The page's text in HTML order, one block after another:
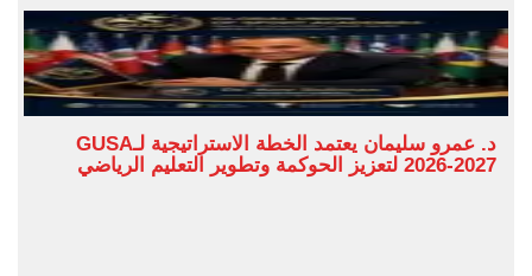
د. عمرو سليمان يعتمد الخطة الاستراتيجية لـGUSA
2026-2027 لتعزيز الحوكمة وتطوير التعليم الرياضي